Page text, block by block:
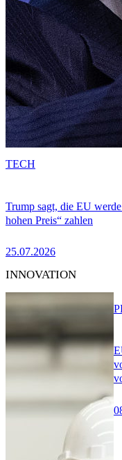
Trump sagt, die EU
hohen Preis“ zahlen
25.07.2026
TECH
INNOVATION